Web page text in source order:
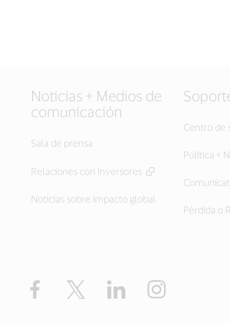
Noticias + Medios de
comunicación
Sala de prensa
Relaciones con inversores
Noticias sobre impacto global
Centro de
Política +
Pérdida o
Facebook Twitter LinkedIn